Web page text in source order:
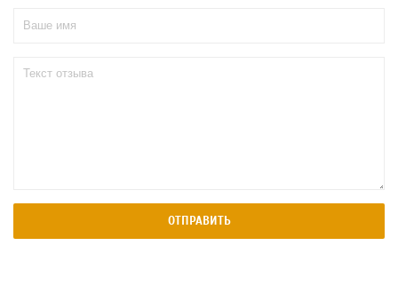
ОТПРАВИТЬ